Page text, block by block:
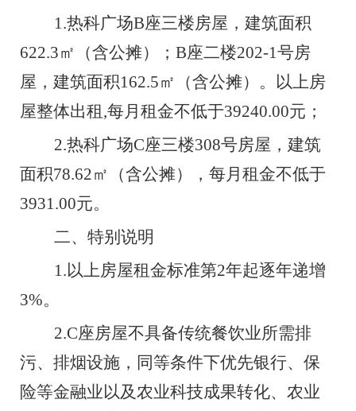
1.热科广场B座三楼房屋，建筑面积
622.3㎡ （含公摊）； B座二楼202-1号房
屋，建筑面积162.5㎡
（含公摊）。以上房
屋整体出租,每月租金不低于39240.00元；
2.热科广场C座三楼308号房屋，建筑
面积78.62㎡
（含公摊），每月租金不低于
3931.00元。
二、 特别说明
1.以上房屋租金标准第2年起逐年递增
3%。
2.C座房屋不具备传统餐饮业所需排
污、排烟设施，同等条件下优先银行、保
险等金融业以及农业科技成果转化、农业